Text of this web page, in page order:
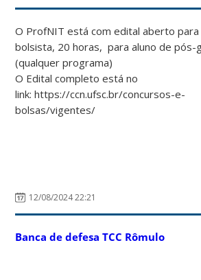
O ProfNIT está com edital aberto para
bolsista, 20 horas, para aluno de pós-
(qualquer programa)
O Edital completo está no
link: https://ccn.ufsc.br/concursos-e-
bolsas/vigentes/
12/08/2024 22:21
Banca de defesa TCC Rômulo